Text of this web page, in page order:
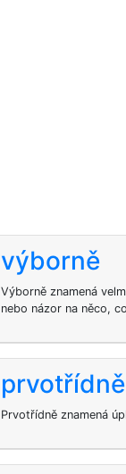
výborně
Výborně znamená
nebo názor na něco,
prvotřídně
Prvotřídně znamená